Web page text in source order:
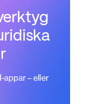
appar – eller